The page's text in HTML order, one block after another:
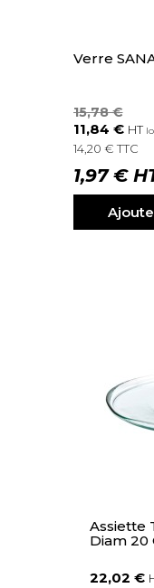
Verre
15,78 €
11,84 € HT
14,20 € TTC
1,97 €
Assiette
Diam 20
22,02 €